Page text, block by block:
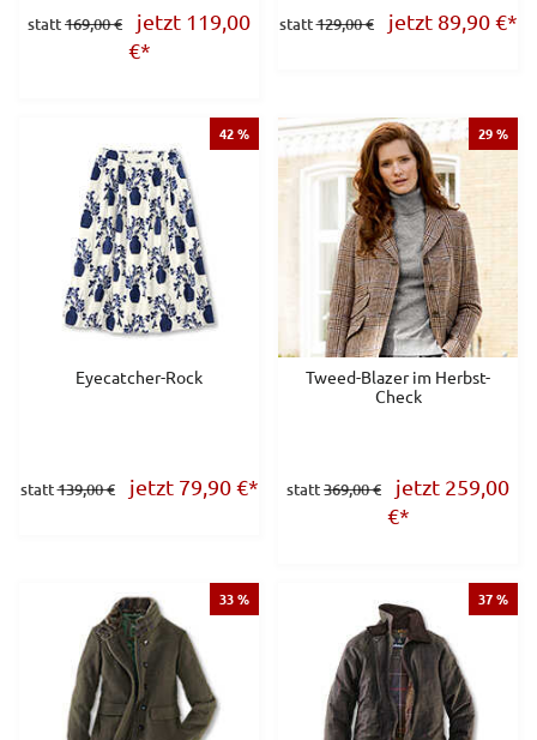
statt169,00 €
jetzt 119,00
€*
statt129,00 € jetzt 89,90€*
42 %
Eyecatcher-Rock
statt139,00 € jetzt 79,90€*
29 %
Tweed-Blazer im Herbst-
Check
statt369,00 €
jetzt 259,00
€*
33 % 37 %